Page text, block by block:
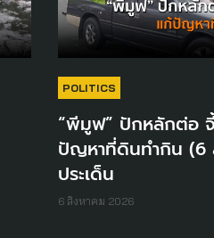
POLITICS
“พีมูฟ” ปักหลักต่อ
ปัญหาที่ดินทำกิน (6
ประเด็น
6 สิงหาคม 2026